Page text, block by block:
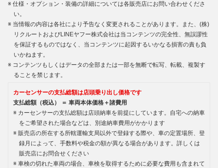
仕様・オプション・装備の詳細については各販売店にお問い合わせくださ
い。
当情報の内容は各社により予告なく変更されることがあります。また、(株)
リクルートおよびLINEヤフー株式会社は当コンテンツの完全性、無誤謬性
を保証するものではなく、当コンテンツに起因するいかなる損害の責も負
いかねます。
コンテンツもしくはデータの全部または一部を無断で転写、転載、複製す
ることを禁じます。
カーセンサーの支払総額は店頭乗り出し価格です
支払総額（税込） ＝ 車両本体価格＋諸費用
カーセンサーの支払総額は店頭納車を前提にしています。自宅への納車
をご希望された場合などは、別途納車費用がかかります
販売店の所在する所轄運輸支局以外で登録する際や、車の定置場所、登
録月によって、手数料や税金の額が異なる場合があります。詳しくは
販売店にお問合せください
車検の切れた車両の場合、車検を取得するために必要な費用も含まれて